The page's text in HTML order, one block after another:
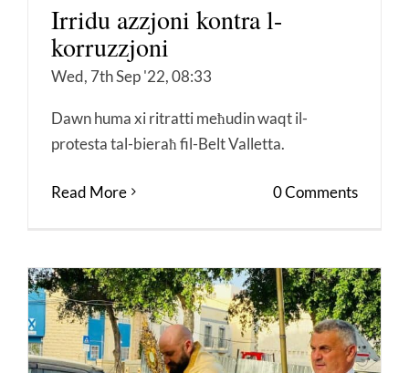
Irridu azzjoni kontra l-
korruzzjoni
Wed, 7th Sep '22, 08:33
Dawn huma xi ritratti meħudin waqt il-
protesta tal-bieraħ fil-Belt Valletta.
Read More 0 Comments